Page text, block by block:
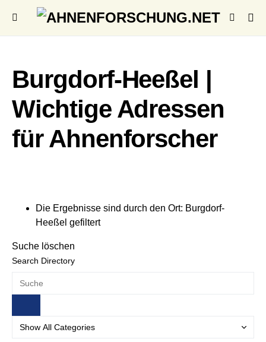
Burgdorf-Heeßel |
Wichtige Adressen
für Ahnenforscher
Die Ergebnisse sind durch den Ort: Burgdorf-
Heeßel gefiltert
Suche löschen
Search Directory